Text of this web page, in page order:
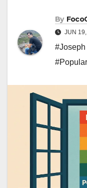
By
JUN
#Joseph
#Popular